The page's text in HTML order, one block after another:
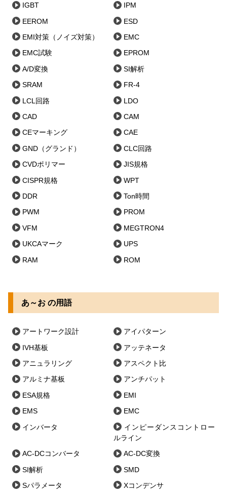
IGBT IPM
EEROM ESD
EMI対策（ノイズ対策） EMC
EMC試験 EPROM
A/D変換 SI解析
SRAM FR-4
LCL回路 LDO
CAD CAM
CEマーキング CAE
GND（グランド） CLC回路
CVDポリマー JIS規格
CISPR規格 WPT
DDR Ton時間
PWM PROM
VFM MEGTRON4
UKCAマーク UPS
RAM ROM
あ～お の用語
アートワーク設計 アイパターン
IVH基板 アッテネータ
アニュラリング アスペクト比
アルミナ基板 アンチパット
ESA規格 EMI
EMS EMC
インバータ
インピーダンスコントロー
ルライン
AC-DCコンバータ AC-DC変換
SI解析 SMD
Sパラメータ Xコンデンサ